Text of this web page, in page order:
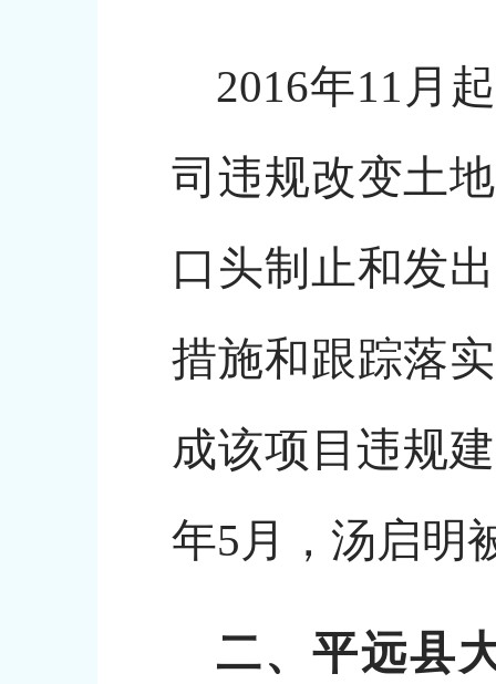
2016年11月
司违规改变土
口头制止和发
措施和跟踪落
成该项目违规
年5月，汤启明
二、平远县